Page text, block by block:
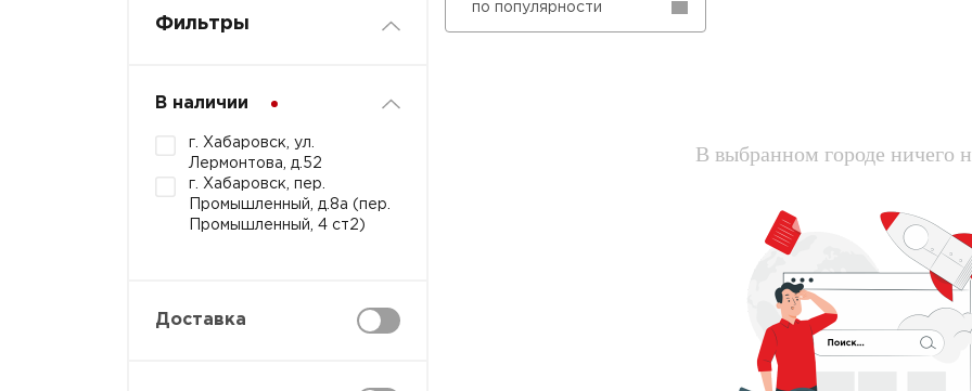
Фильтры
В наличии
г. Хабаровск, ул.
Лермонтова, д.52
г. Хабаровск, пер.
Промышленный, д.8а (пер.
Промышленный, 4 ст2)
Доставка
по популярности
В выбранном городе ничего